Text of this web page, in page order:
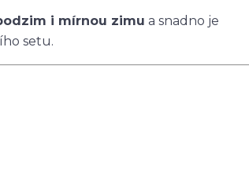
i mírnou zimu a snadno je
setu.